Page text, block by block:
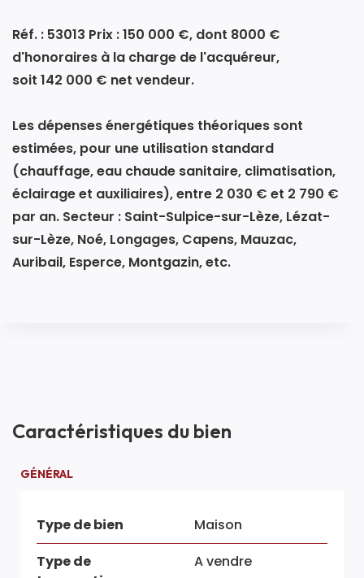
Réf. : 53013 Prix : 150 000 €, dont 8000 €
d'honoraires à la charge de l'acquéreur,
soit 142 000 € net vendeur.
Les dépenses énergétiques théoriques sont
estimées, pour une utilisation standard
(chauffage, eau chaude sanitaire, climatisation,
éclairage et auxiliaires), entre 2 030 € et 2 790 €
par an. Secteur : Saint-Sulpice-sur-Lèze, Lézat-
sur-Lèze, Noé, Longages, Capens, Mauzac,
Auribail, Esperce, Montgazin, etc.
Caractéristiques du bien
GÉNÉRAL
Type de bien
Maison
Type de
A vendre